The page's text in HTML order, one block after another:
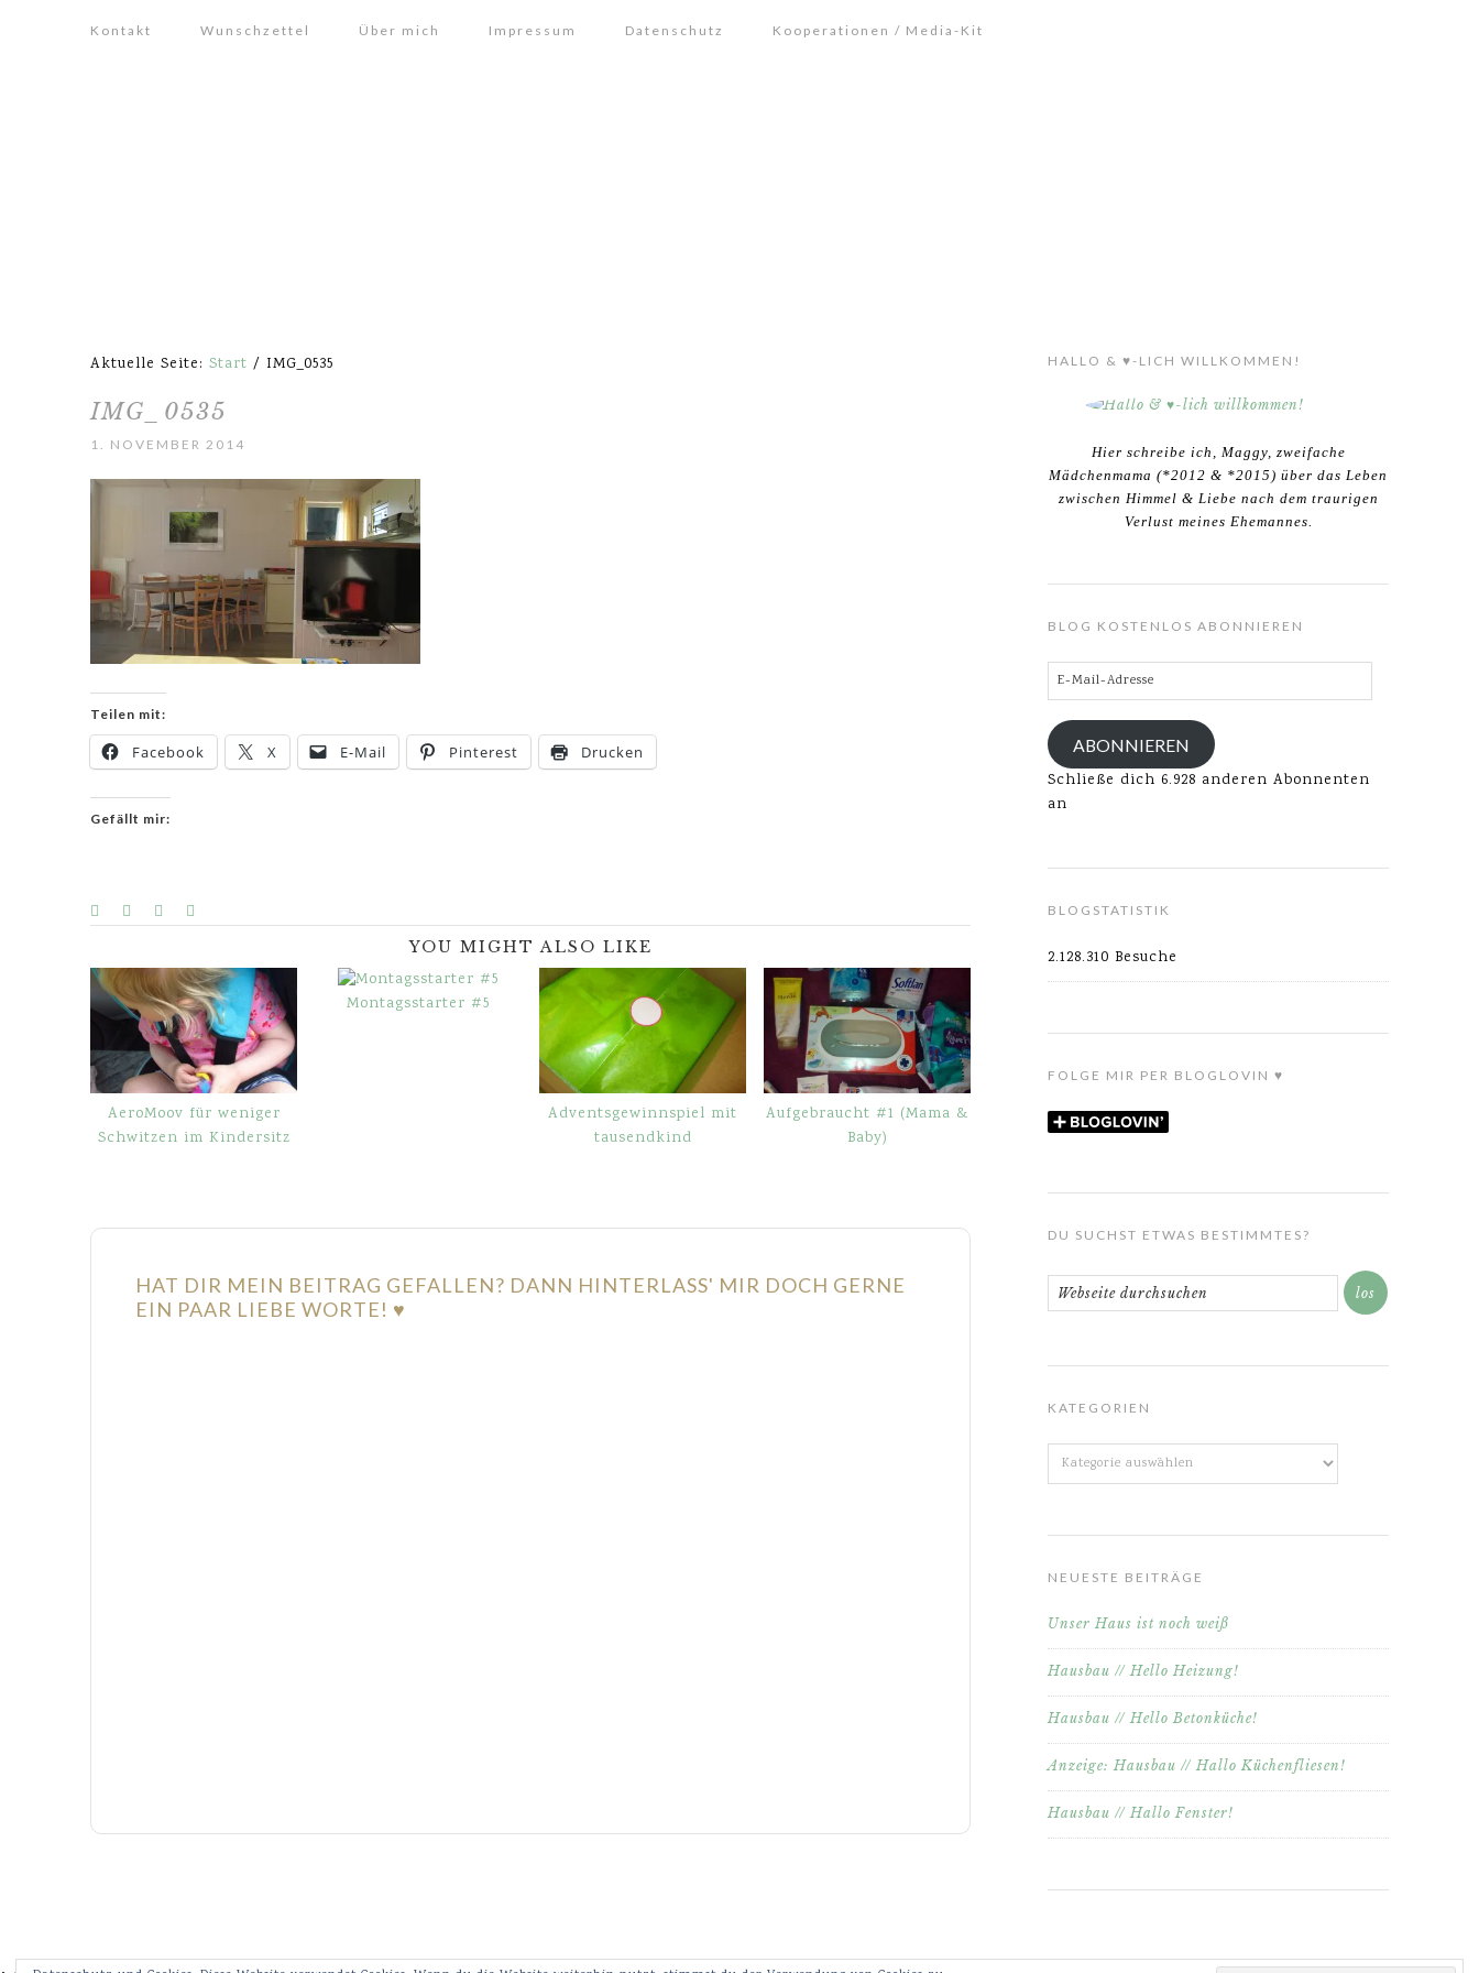
Kontakt Wunschzettel Über mich Impressum Datenschutz Kooperationen / Media-Kit
Aktuelle Seite: Start / IMG_0535
IMG_0535
1. NOVEMBER 2014
Teilen mit:
Facebook X E-Mail Pinterest Drucken
Gefällt mir:
YOU MIGHT ALSO LIKE
AeroMoov für weniger
Schwitzen im Kindersitz
Montagsstarter #5
Adventsgewinnspiel mit
tausendkind
Aufgebraucht #1 (Mama &
Baby)
HAT DIR MEIN BEITRAG GEFALLEN? DANN HINTERLASS' MIR DOCH GERNE
EIN PAAR LIEBE WORTE! ♥
HALLO & ♥-LICH WILLKOMMEN!
Hier schreibe ich, Maggy, zweifache
Mädchenmama (*2012 & *2015) über das Leben
zwischen Himmel & Liebe nach dem traurigen
Verlust meines Ehemannes.
BLOG KOSTENLOS ABONNIEREN
E-
Mail-
Adresse
ABONNIEREN
Schließe dich 6.928 anderen Abonnenten
an
BLOGSTATISTIK
2.128.310 Besuche
FOLGE MIR PER BLOGLOVIN ♥
DU SUCHST ETWAS BESTIMMTES?
KATEGORIEN
Kategorien
NEUESTE BEITRÄGE
Unser Haus ist noch weiß
Hausbau // Hello Heizung!
Hausbau // Hello Betonküche!
Anzeige: Hausbau // Hallo Küchenfliesen!
Hausbau // Hallo Fenster!